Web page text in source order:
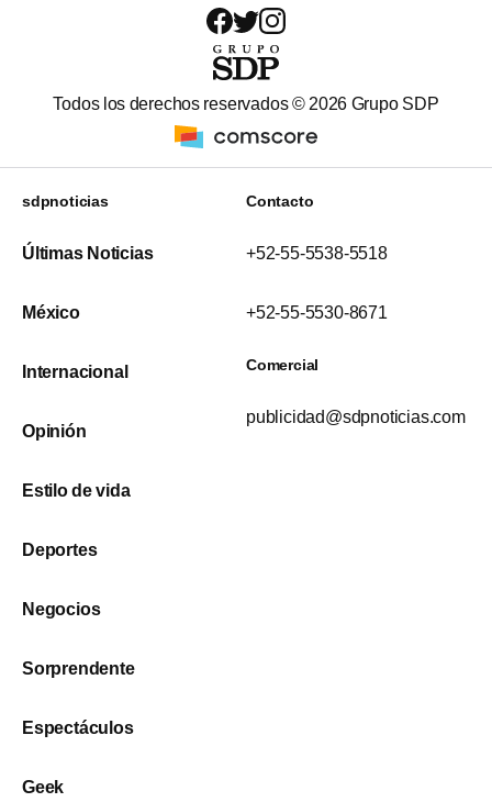
Todos los derechos reservados © 2026 Grupo SDP
sdpnoticias
Últimas Noticias
México
Internacional
Opinión
Estilo de vida
Deportes
Negocios
Sorprendente
Espectáculos
Geek
Contacto
+52-55-5538-5518
+52-55-5530-8671
Comercial
publicidad@sdpnoticias.com